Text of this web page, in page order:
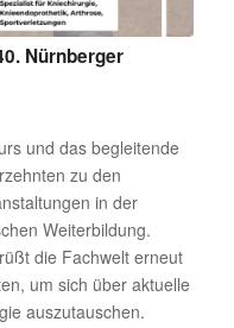
Nürnberger
und das begleitende
zu den
in der
Weiterbildung.
die Fachwelt erneut
um sich über aktuelle
auszutauschen.